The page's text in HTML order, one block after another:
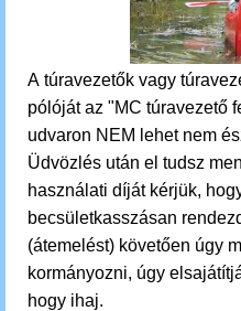
A túravezetők vagy
pólóját az "MC túravezető
udvaron NEM lehet nem
Üdvözlés után el tudsz
használati díját kérjük,
becsületkasszásan
(átemelést) követően úgy
kormányozni, úgy
hogy ihaj.